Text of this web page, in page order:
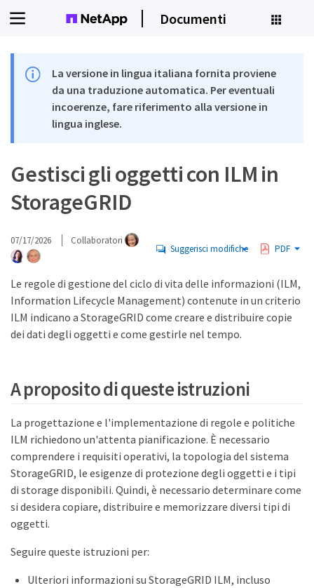
Documenti
La versione in lingua italiana fornita proviene
da una traduzione automatica. Per eventuali
incoerenze, fare riferimento alla versione in
lingua inglese.
Gestisci gli oggetti con ILM in
StorageGRID
07/17/2026 Collaboratori
Suggerisci modifiche PDF
Le regole di gestione del ciclo di vita delle informazioni (ILM,
Information Lifecycle Management) contenute in un criterio
ILM indicano a StorageGRID come creare e distribuire copie
dei dati degli oggetti e come gestirle nel tempo.
A proposito di queste istruzioni
La progettazione e l'implementazione di regole e politiche
ILM richiedono un'attenta pianificazione. È necessario
comprendere i requisiti operativi, la topologia del sistema
StorageGRID, le esigenze di protezione degli oggetti e i tipi
di storage disponibili. Quindi, è necessario determinare come
si desidera copiare, distribuire e memorizzare diversi tipi di
oggetti.
Seguire queste istruzioni per:
Ulteriori informazioni su StorageGRID ILM, incluso